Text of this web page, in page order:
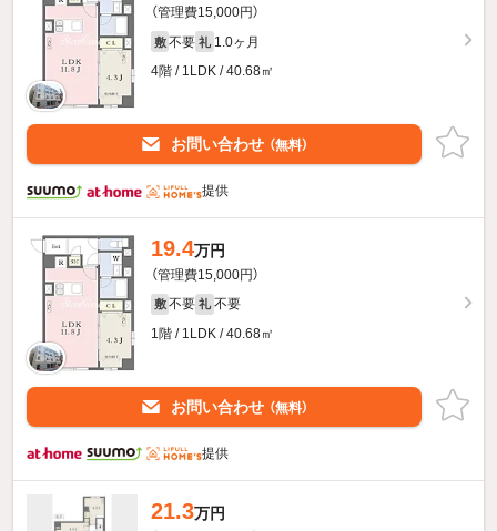
（管理費15,000円）
敷 不要 礼 1.0ヶ月
4階 / 1LDK / 40.68㎡
お問い合わせ （無料）
提供
19.4万円
（管理費15,000円）
敷 不要 礼 不要
1階 / 1LDK / 40.68㎡
お問い合わせ （無料）
提供
21.3万円